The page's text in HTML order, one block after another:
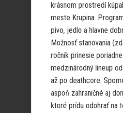
krásnom prostredí
meste Krupina.
pivo, jedlo a hlavne
Možnosť stanovania
ročník prinesie
medzinárodný lineup
až po deathcore.
aspoň zahraničné aj
ktoré prídu odohrať na